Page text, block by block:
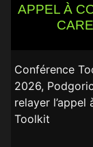
APPEL À
Conférence
2026,
relayer
Toolkit